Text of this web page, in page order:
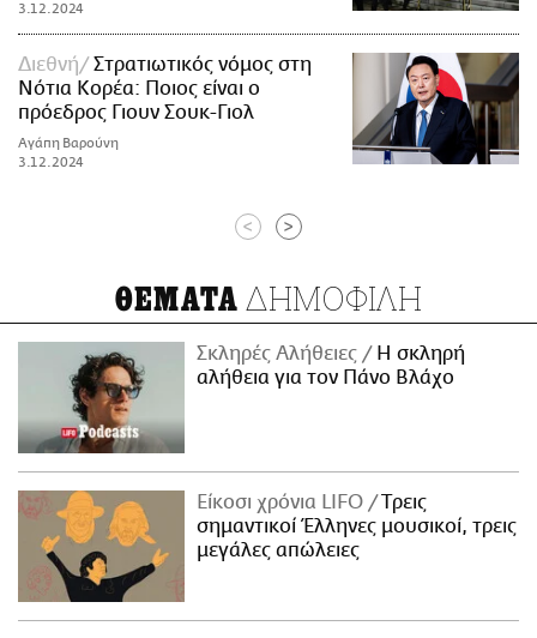
3.12.2024
Διεθνή
Στρατιωτικός νόμος στη
Νότια Κορέα: Ποιος είναι ο
πρόεδρος Γιουν Σουκ-Γιολ
Αγάπη Βαρούνη
3.12.2024
< >
ΘΕΜΑΤΑ ΔΗΜΟΦΙΛΗ
Σκληρές Αλήθειες
H σκληρή
αλήθεια για τον Πάνο Βλάχο
Είκοσι χρόνια LIFO
Tρεις
σημαντικοί Έλληνες μουσικοί, τρεις
μεγάλες απώλειες